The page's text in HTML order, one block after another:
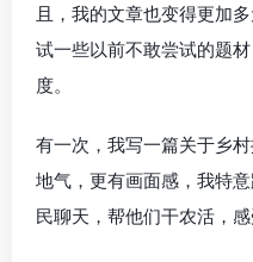
且，我的文章也变得更加
试一些以前不敢尝试的题
度。
有一次，我写一篇关于乡
地气，更有画面感，我特
民聊天，帮他们干农活，感